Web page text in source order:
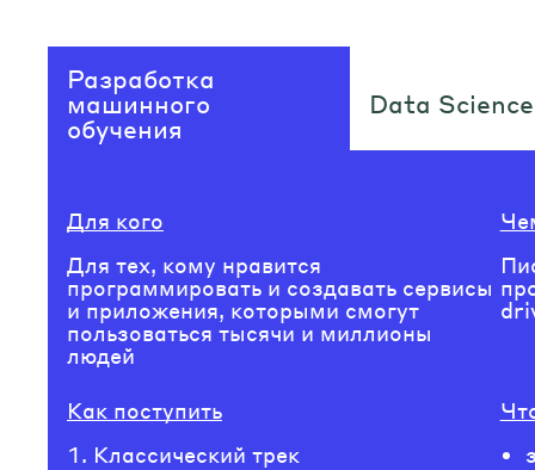
Разработка
машинного
обучения
Data Science
Для кого
Для тех, кому нравится
программировать и создавать сервисы
и приложения, которыми смогут
пользоваться тысячи и миллионы
людей
Как поступить
Классический трек